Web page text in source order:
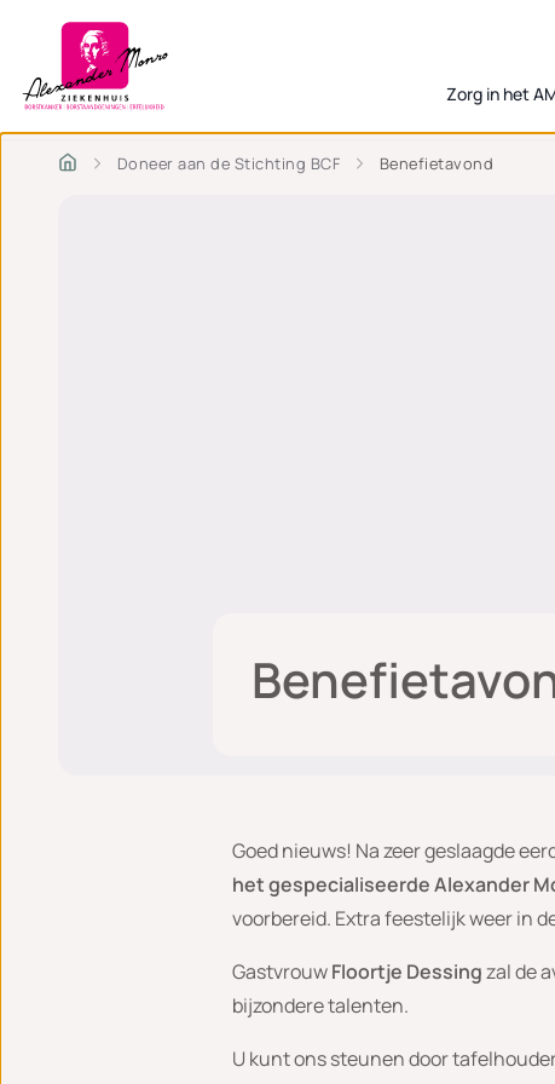
Zorg in het
Doneer aan de Stichting BCF Benefietavond
Goed nieuws! Na zeer geslaagde
het gespecialiseerde Alexander
voorbereid. Extra feestelijk weer in
GastvrouwFloortje Dessingzal de
bijzondere talenten.
U kunt ons steunen door